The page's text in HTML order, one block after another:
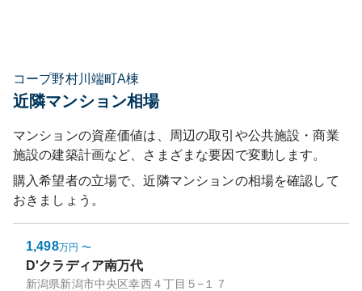
コープ野村川端町A棟
近隣マンション相場
マンションの資産価値は、周辺の取引や公共施設・商業
施設の建築計画など、さまざまな要因で変動します。
購入希望者の立場で、近隣マンションの相場を確認して
おきましょう。
1,498万円 〜
D'クラディア南万代
新潟県新潟市中央区幸西４丁目５−１７